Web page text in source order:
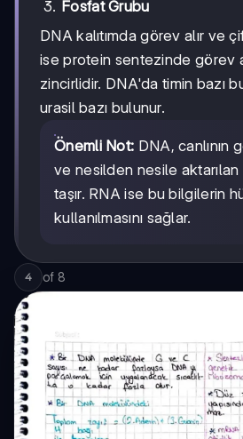
Fosfat Grubu
DNA kalıtımda görev alır ve
ise protein sentezinde görev
zincirlidir. DNA'da timin bazı
urasil bazı bulunur.
Önemli Not: DNA, canlının
ve nesilden nesile aktarılan
taşır. RNA ise bu bilgilerin
kullanılmasını sağlar.
4 of 8